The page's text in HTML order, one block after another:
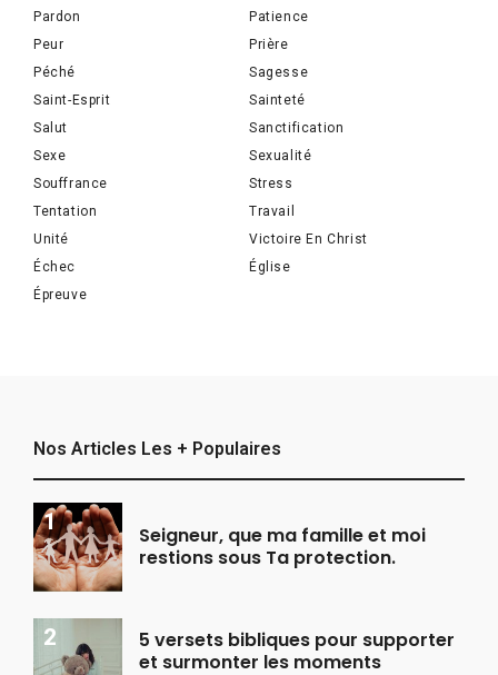
Pardon
Patience
Peur
Prière
Péché
Sagesse
Saint-Esprit
Sainteté
Salut
Sanctification
Sexe
Sexualité
Souffrance
Stress
Tentation
Travail
Unité
Victoire En Christ
Échec
Église
Épreuve
Nos Articles Les + Populaires
Seigneur, que ma famille et moi
restions sous Ta protection.
5 versets bibliques pour supporter
et surmonter les moments